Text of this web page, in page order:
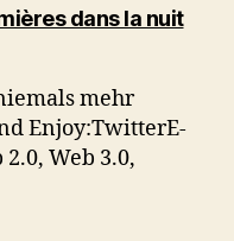
dans la nuitsagt:
mehr
Enjoy:TwitterE-
Web 3.0,